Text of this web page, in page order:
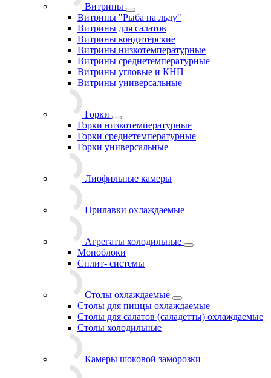
Витрины
Витрины "Рыба на льду"
Витрины для салатов
Витрины кондитерские
Витрины низкотемпературные
Витрины среднетемпературные
Витрины угловые и КНП
Витрины универсальные
Горки
Горки низкотемпературные
Горки среднетемпературные
Горки универсальные
Лиофильные камеры
Прилавки охлаждаемые
Агрегаты холодильные
Моноблоки
Сплит- системы
Столы охлаждаемые
Столы для пиццы охлаждаемые
Столы для салатов (саладетты) охлаждаемые
Столы холодильные
Камеры шоковой заморозки